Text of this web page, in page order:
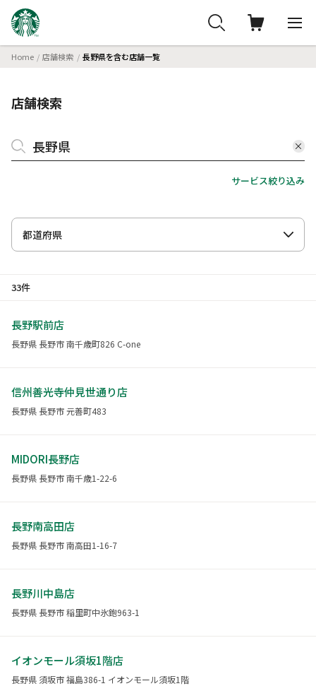
Home 店舗検索 長野県を含む店舗一覧
店舗検索
サービス絞り込み
都道府県
33件
長野駅前店
長野県 長野市 南千歳町826 C-one
信州善光寺仲見世通り店
長野県 長野市 元善町483
MIDORI長野店
長野県 長野市 南千歳1-22-6
長野南高田店
長野県 長野市 南高田1-16-7
長野川中島店
長野県 長野市 稲里町中氷鉋963-1
イオンモール須坂1階店
長野県 須坂市 福島386-1 イオンモール須坂1階